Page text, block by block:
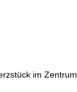
im Zentrum